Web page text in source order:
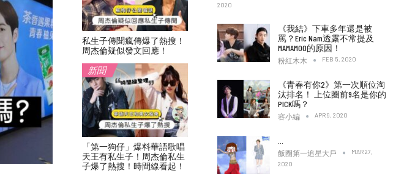
2020
《我結》下車多年還是被
罵？Eric Nam透露不常提及
MAMAMOO的原因！
粉紅木木 FEB 5, 2020
《青春有你2》第一次順位淘
汰排名！ 上位圈前9名是你的
PICK嗎？
容小編 APR 9, 2020
飯圈第一追星大戶
MAR 27,
2020
私生子傳聞瘋傳爆了熱搜！
周杰倫疑似發文回應！
新聞
「第一狗仔」爆料華語歌唱
天王有私生子！周杰倫私生
子爆了熱搜！時間線看起！